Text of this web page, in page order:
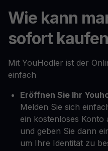
Wie kann
sofort
Mit YouHodler ist der
einfach
Eröffnen Sie Ihr
Melden Sie sich
ein kostenloses
und geben Sie dann
um Ihre Identität zu